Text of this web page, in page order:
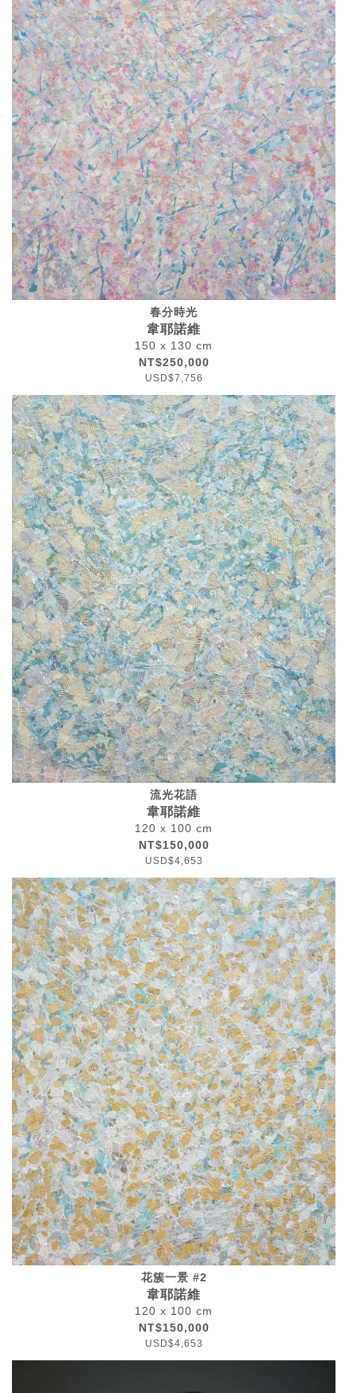
春分時光
韋耶諾維
150 x 130 cm
NT$250,000
USD$7,756
流光花語
韋耶諾維
120 x 100 cm
NT$150,000
USD$4,653
花簇一景 #2
韋耶諾維
120 x 100 cm
NT$150,000
USD$4,653